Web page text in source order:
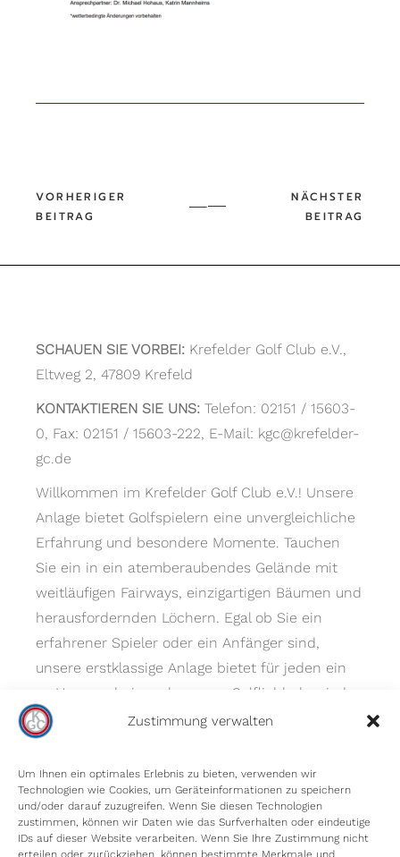
Zustimmung verwalten
Um Ihnen ein optimales Erlebnis zu bieten, verwenden wir
Technologien wie Cookies, um Geräteinformationen zu speichern
und/oder darauf zuzugreifen. Wenn Sie diesen Technologien
zustimmen, können wir Daten wie das Surfverhalten oder eindeutige
IDs auf dieser Website verarbeiten. Wenn Sie Ihre Zustimmung nicht
erteilen oder zurückziehen, können bestimmte Merkmale und
SCHAUEN SIE VORBEI: Krefelder Golf Club e.V.,
Eltweg 2, 47809 Krefeld
KONTAKTIEREN SIE UNS: Telefon: 02151 / 15603-
0, Fax: 02151 / 15603-222, E-Mail: kgc@krefelder-
gc.de
Willkommen im Krefelder Golf Club e.V.! Unsere
Anlage bietet Golfspielern eine unvergleichliche
Erfahrung und besondere Momente. Tauchen
Sie ein in ein atemberaubendes Gelände mit
weitläufigen Fairways, einzigartigen Bäumen und
herausfordernden Löchern. Egal ob Sie ein
erfahrener Spieler oder ein Anfänger sind,
unsere erstklassige Anlage bietet für jeden ein
zu Hause – bei uns kommen Golfliebhaber jeder
Spielstärke auf ihre Kosten.